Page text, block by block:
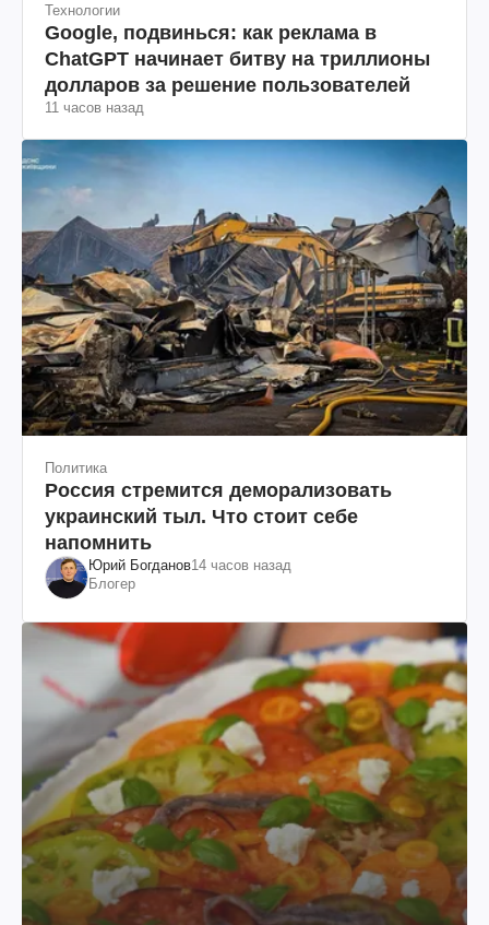
Технологии
Google, подвинься: как реклама в
ChatGPT начинает битву на триллионы
долларов за решение пользователей
11 часов назад
Политика
Россия стремится деморализовать
украинский тыл. Что стоит себе
напомнить
Юрий Богданов14 часов назад
Блогер